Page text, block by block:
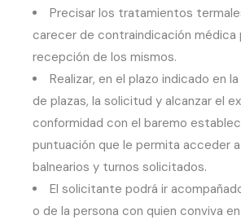
Precisar los tratamientos
carecer de contraindicación médica
recepción de los mismos.
Realizar, en el plazo indicado en
de plazas, la solicitud y alcanzar el
conformidad con el baremo
puntuación que le permita acceder
balnearios y turnos solicitados.
El solicitante podrá ir
o de la persona con quien conviva